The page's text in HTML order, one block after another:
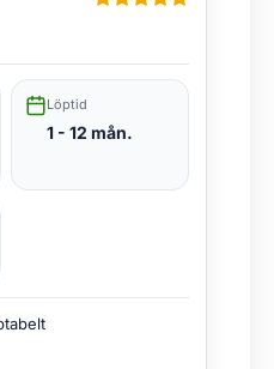
Löptid
1 - 12 mån.